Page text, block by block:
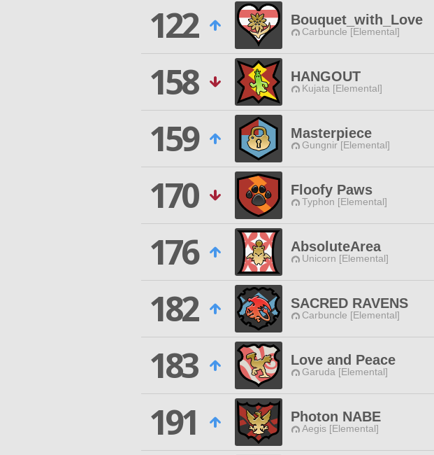
122
Bouquet_with_Love
Carbuncle [Elemental]
158
HANGOUT
Kujata [Elemental]
159
Masterpiece
Gungnir [Elemental]
170
Floofy Paws
Typhon [Elemental]
176
AbsoluteArea
Unicorn [Elemental]
182
SACRED RAVENS
Carbuncle [Elemental]
183
Love and Peace
Garuda [Elemental]
191
Photon NABE
Aegis [Elemental]